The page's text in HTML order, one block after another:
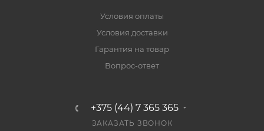
Условия оплаты
Условия доставки
Гарантия на товар
Вопрос-ответ
+375 (44) 7 365 365
ЗАКАЗАТЬ ЗВОНОК